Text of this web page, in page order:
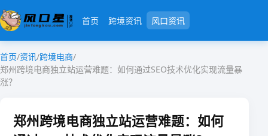
首页 跨境资讯 风口资讯
首页/资讯/跨境电商/
郑州跨境电商独立站运营难题：如何通过SEO技术优化实现流量暴
涨？
郑州跨境电商独立站运营难题：如何